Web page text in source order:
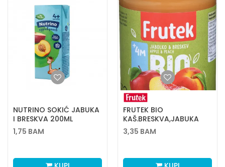
NUTRINO SOKIĆ JABUKA
I BRESKVA 200ML
1,75 BAM
FRUTEK BIO
KAŠ.BRESKVA,JABUKA
190GR
3,35 BAM